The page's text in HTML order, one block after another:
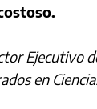
Ejecutivo
en